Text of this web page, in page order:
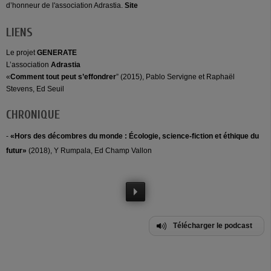
d’honneur de l'association Adrastia. Site
LIENS
Le projetGENERATE
L’association Adrastia
«Comment tout peut s’effondrer” (2015), Pablo Servigne et Raphaël
Stevens, Ed Seuil
CHRONIQUE
- «Hors des décombres du monde : Écologie, science-fiction et éthique du
futur» (2018), Y Rumpala, Ed Champ Vallon
Télécharger le podcast